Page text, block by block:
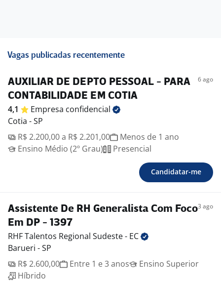
Vagas publicadas recentemente
AUXILIAR DE DEPTO PESSOAL - PARA
CONTABILIDADE EM COTIA
6 ago
4,1 Empresa confidencial
Cotia - SP
R$ 2.200,00 a R$ 2.201,00
Menos de 1 ano
Ensino Médio (2º Grau)
Presencial
Candidatar-me
Assistente De RH Generalista Com Foco
Em DP - 1397
3 ago
RHF Talentos Regional Sudeste - EC
Barueri - SP
R$ 2.600,00
Entre 1 e 3 anos
Ensino Superior
Híbrido